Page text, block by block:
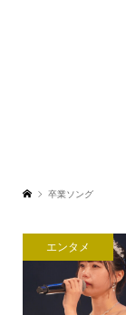
卒業ソング
エンタメ